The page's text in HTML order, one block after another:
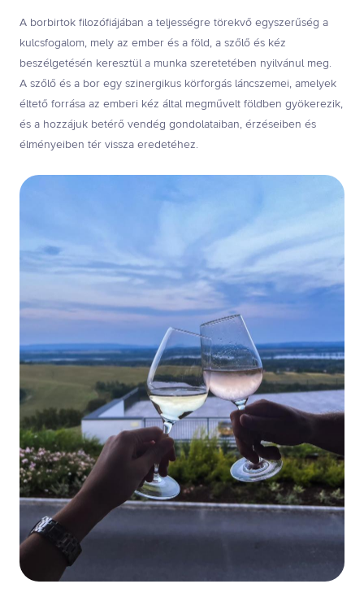
A borbirtok filozófiájában a teljességre törekvő egyszerűség a
kulcsfogalom, mely az ember és a föld, a szőlő és kéz
beszélgetésén keresztül a munka szeretetében nyilvánul meg.
A szőlő és a bor egy szinergikus körforgás láncszemei, amelyek
éltető forrása az emberi kéz által megművelt földben gyökerezik,
és a hozzájuk betérő vendég gondolataiban, érzéseiben és
élményeiben tér vissza eredetéhez.